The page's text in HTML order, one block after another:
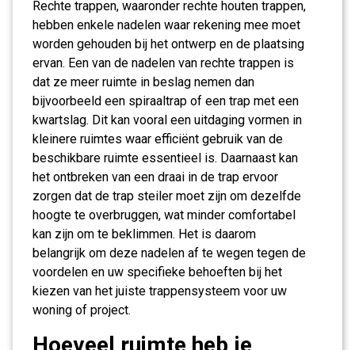
Rechte trappen, waaronder rechte houten trappen,
hebben enkele nadelen waar rekening mee moet
worden gehouden bij het ontwerp en de plaatsing
ervan. Een van de nadelen van rechte trappen is
dat ze meer ruimte in beslag nemen dan
bijvoorbeeld een spiraaltrap of een trap met een
kwartslag. Dit kan vooral een uitdaging vormen in
kleinere ruimtes waar efficiënt gebruik van de
beschikbare ruimte essentieel is. Daarnaast kan
het ontbreken van een draai in de trap ervoor
zorgen dat de trap steiler moet zijn om dezelfde
hoogte te overbruggen, wat minder comfortabel
kan zijn om te beklimmen. Het is daarom
belangrijk om deze nadelen af te wegen tegen de
voordelen en uw specifieke behoeften bij het
kiezen van het juiste trappensysteem voor uw
woning of project.